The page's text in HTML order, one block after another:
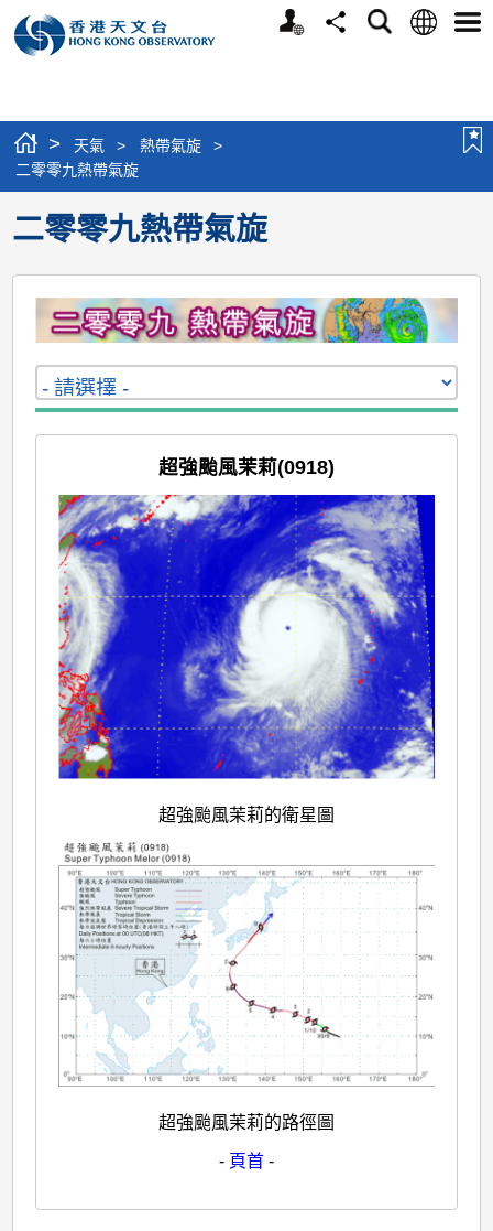
個
分
搜
語
選
> 天氣 > 熱帶氣旋
>
二零零九熱帶氣旋
二零零九熱帶氣旋
超強颱風茉莉(0918)
超強颱風茉莉的衛星圖
超強颱風茉莉的路徑圖
- 頁首 -